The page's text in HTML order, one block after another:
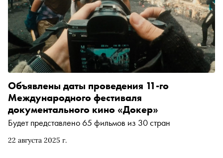
22 августа 2025 г.
Объявлены даты проведения 11-го
Международного фестиваля
документального кино «Докер»
Будет представлено 65 фильмов из 30 стран